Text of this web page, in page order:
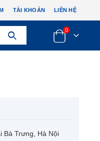
TÀI KHOẢN LIÊN HỆ
0
Bà Trưng, Hà Nội